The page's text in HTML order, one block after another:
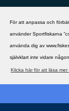
För att anpassa och
använder Sportfiskarna
använda dig av
självklart inte vidare
Klicka här för att läsa
Copyright